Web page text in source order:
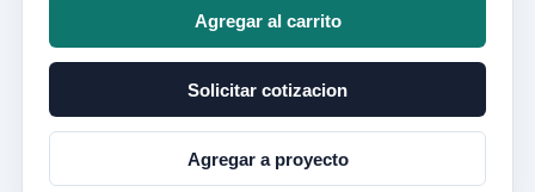
Agregar al carrito
Solicitar cotizacion
Agregar a proyecto